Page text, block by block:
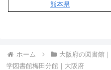
熊本県
ホーム 大阪府の図書館
学図書館梅田分館｜大阪府